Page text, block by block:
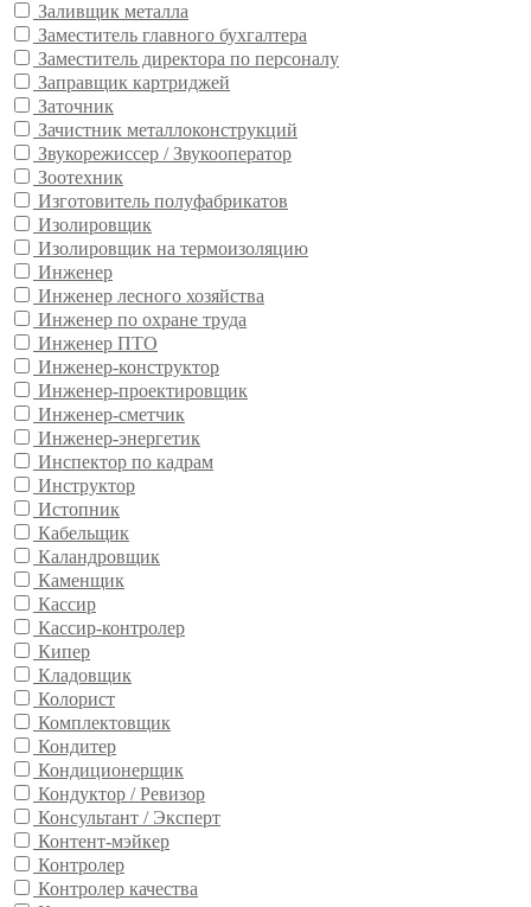
Заливщик металла
Заместитель главного бухгалтера
Заместитель директора по персоналу
Заправщик картриджей
Заточник
Зачистник металлоконструкций
Звукорежиссер / Звукооператор
Зоотехник
Изготовитель полуфабрикатов
Изолировщик
Изолировщик на термоизоляцию
Инженер
Инженер лесного хозяйства
Инженер по охране труда
Инженер ПТО
Инженер-конструктор
Инженер-проектировщик
Инженер-сметчик
Инженер-энергетик
Инспектор по кадрам
Инструктор
Истопник
Кабельщик
Каландровщик
Каменщик
Кассир
Кассир-контролер
Кипер
Кладовщик
Колорист
Комплектовщик
Кондитер
Кондиционерщик
Кондуктор / Ревизор
Консультант / Эксперт
Контент-мэйкер
Контролер
Контролер качества